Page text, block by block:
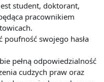
student, doktorant,
pracownikiem
swojego hasła
pełną odpowiedzialność
cudzych praw oraz